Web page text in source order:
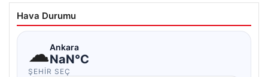
Hava Durumu
☁Ankara
NaN°C
ŞEHIR SEÇ